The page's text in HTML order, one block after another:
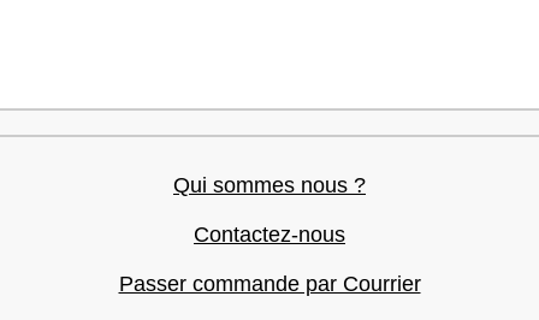
Qui sommes nous ?
Contactez-nous
Passer commande par Courrier